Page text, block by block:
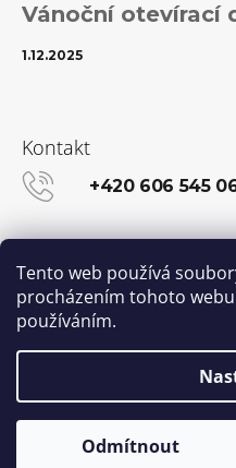
Tento web používá
procházením tohoto
používáním.
Odmítnout
Vánoční otevírací
1.12.2025
Kontakt
+420 606 545
© 2026 Kanekalon-STORE.cz.
vyhrazena.Upravit nastavení